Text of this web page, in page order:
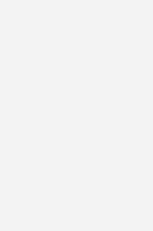
wird Teil des